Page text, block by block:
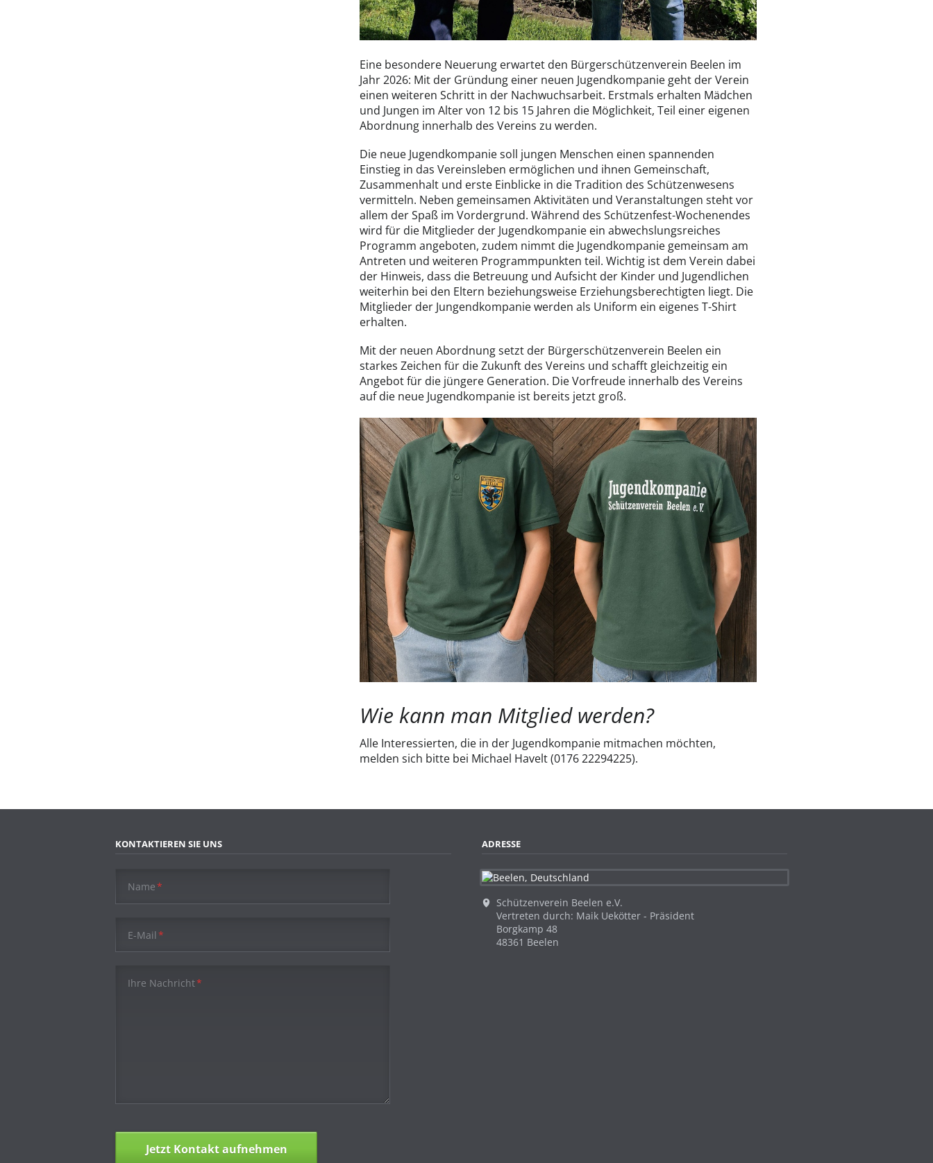
Eine besondere Neuerung erwartet den Bürgerschützenverein Beelen im
Jahr 2026: Mit der Gründung einer neuen Jugendkompanie geht der Verein
einen weiteren Schritt in der Nachwuchsarbeit. Erstmals erhalten Mädchen
und Jungen im Alter von 12 bis 15 Jahren die Möglichkeit, Teil einer eigenen
Abordnung innerhalb des Vereins zu werden.
Die neue Jugendkompanie soll jungen Menschen einen spannenden
Einstieg in das Vereinsleben ermöglichen und ihnen Gemeinschaft,
Zusammenhalt und erste Einblicke in die Tradition des Schützenwesens
vermitteln. Neben gemeinsamen Aktivitäten und Veranstaltungen steht vor
allem der Spaß im Vordergrund. Während des Schützenfest-Wochenendes
wird für die Mitglieder der Jugendkompanie ein abwechslungsreiches
Programm angeboten, zudem nimmt die Jugendkompanie gemeinsam am
Antreten und weiteren Programmpunkten teil. Wichtig ist dem Verein dabei
der Hinweis, dass die Betreuung und Aufsicht der Kinder und Jugendlichen
weiterhin bei den Eltern beziehungsweise Erziehungsberechtigten liegt. Die
Mitglieder der Jungendkompanie werden als Uniform ein eigenes T-Shirt
erhalten.
Mit der neuen Abordnung setzt der Bürgerschützenverein Beelen ein
starkes Zeichen für die Zukunft des Vereins und schafft gleichzeitig ein
Angebot für die jüngere Generation. Die Vorfreude innerhalb des Vereins
auf die neue Jugendkompanie ist bereits jetzt groß.
Wie kann man Mitglied werden?
Alle Interessierten, die in der Jugendkompanie mitmachen möchten,
melden sich bitte bei Michael Havelt (0176 22294225).
KONTAKTIEREN SIE UNS
Pflichtfeld
Name*
Pflichtfeld
E-Mail*
Pflichtfeld
Ihre Nachricht*
Jetzt Kontakt aufnehmen
ADRESSE
Schützenverein Beelen e.V.
Vertreten durch: Maik Uekötter - Präsident
Borgkamp 48
48361 Beelen